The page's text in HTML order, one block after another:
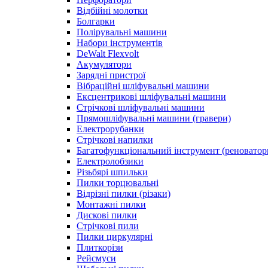
Відбійні молотки
Болгарки
Полірувальні машини
Набори інструментів
DeWalt Flexvolt
Акумулятори
Зарядні пристрої
Вібраційні шліфувальні машини
Ексцентрикові шліфувальні машини
Стрічкові шліфувальні машини
Прямошліфувальні машини (гравери)
Електрорубанки
Стрічкові напилки
Багатофункціональний інструмент
Електролобзики
Різьбярі шпильки
Пилки торцювальні
Відрізні пилки (різаки)
Монтажні пилки
Дискові пилки
Стрічкові пили
Пилки циркулярні
Плиткорізи
Рейсмуси